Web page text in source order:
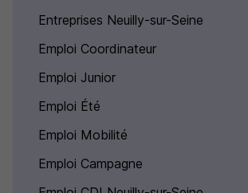
Entreprises Neuilly-sur-Seine
Emploi Coordinateur
Emploi Junior
Emploi Été
Emploi Mobilité
Emploi Campagne